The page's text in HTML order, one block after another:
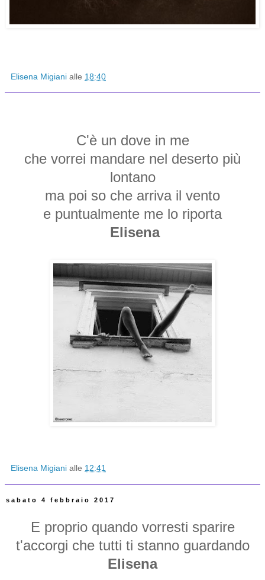
Elisena Migiani alle 18:40
C'è un dove in me
che vorrei mandare nel deserto più
lontano
ma poi so che arriva il vento
e puntualmente me lo riporta
Elisena
Elisena Migiani alle 12:41
sabato 4 febbraio 2017
E proprio quando vorresti sparire
t'accorgi che tutti ti stanno guardando
Elisena